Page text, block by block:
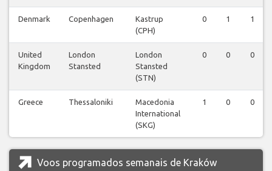
Denmark Copenhagen
Kastrup
(CPH)
0 1 1
United
Kingdom
London
Stansted
London
Stansted
(STN)
0 0 0
Greece Thessaloniki
Macedonia
International
(SKG)
1 0 0
Voos programados semanais de Kraków